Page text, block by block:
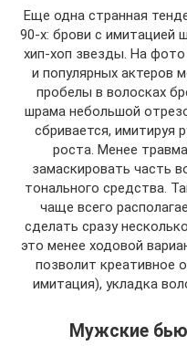
Еще одна странная
90-х: брови с имитацией
хип-хоп звезды. На фото
и популярных актеров
пробелы в волосках
шрама небольшой
сбривается, имитируя
роста. Менее
замаскировать часть
тонального средства.
чаще всего
сделать сразу
это менее ходовой
позволит креативное
имитация), укладка
Мужские